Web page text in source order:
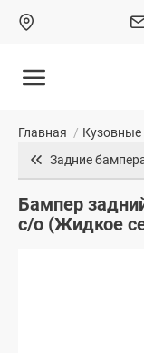
Главная / Кузовные
Задние
Бампер
с/о (Жидкое